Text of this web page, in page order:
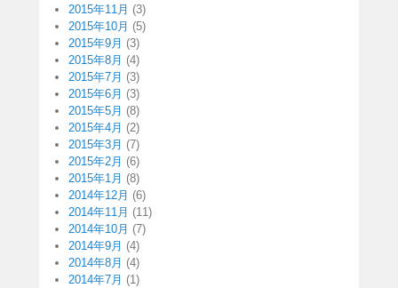
2015年11月 (3)
2015年10月 (5)
2015年9月 (3)
2015年8月 (4)
2015年7月 (3)
2015年6月 (3)
2015年5月 (8)
2015年4月 (2)
2015年3月 (7)
2015年2月 (6)
2015年1月 (8)
2014年12月 (6)
2014年11月 (11)
2014年10月 (7)
2014年9月 (4)
2014年8月 (4)
2014年7月 (1)